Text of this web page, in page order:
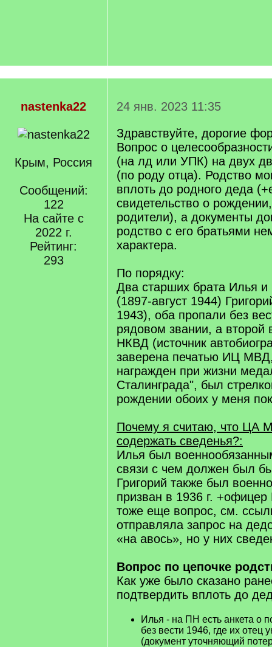
nastenka22
Крым, Россия
Сообщений:
122
На сайте с
2022 г.
Рейтинг:
293
24 янв. 2023 11:35
Здравствуйте, дорогие
Вопрос о
(на лд или УПК) на двух
(по роду отца). Родство
вплоть до родного деда
свидетельство о
родители), а документы
родство с его братьями
характера.
По порядку:
Два старших брата Илья и
(1897-август 1944)
1943), оба пропали без
рядовом звании, а второй
НКВД (источник
заверена печатью ИЦ
награжден при жизни
Сталинграда", был
рождении обоих у меня
Почему я считаю, что ЦА
содержать сведенья?:
Илья был
связи с чем должен был
Григорий также был
призван в 1936 г.
тоже еще вопрос, см.
отправляла запрос на
«на авось», но у них
Вопрос по цепочке
Как уже было сказано
подтвердить вплоть до
Илья - на ПН есть анкета о
без вести 1946, где их отец
(документ уточняющий